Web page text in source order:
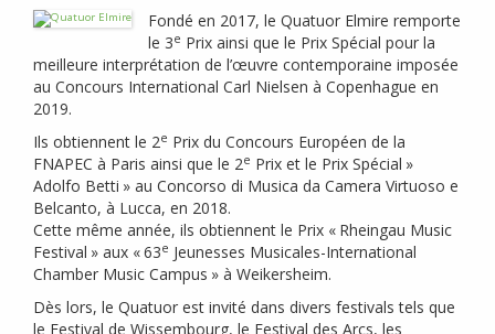
Fondé en 2017, le Quatuor Elmire remporte
le 3e Prix ainsi que le Prix Spécial pour la
meilleure interprétation de l’œuvre contemporaine imposée
au Concours International Carl Nielsen à Copenhague en
2019.
Ils obtiennent le 2e Prix du Concours Européen de la
FNAPEC à Paris ainsi que le 2e Prix et le Prix Spécial »
Adolfo Betti » au Concorso di Musica da Camera Virtuoso e
Belcanto, à Lucca, en 2018.
Cette même année, ils obtiennent le Prix « Rheingau Music
Festival » aux «63e Jeunesses Musicales-International
Chamber Music Campus » à Weikersheim.
Dès lors, le Quatuor est invité dans divers festivals tels que
le Festival de Wissembourg, le Festival des Arcs, les